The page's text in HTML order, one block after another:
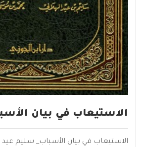
الاستيعاب في بيان
الاستيعاب في بيان الأسباب_ سليم عيد